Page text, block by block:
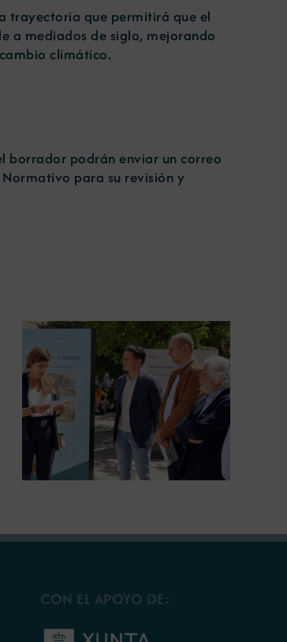
trayectoria que permitirá que el
a mediados de siglo, mejorando
climático.
borrador podrán enviar un correo
para su revisión y
La COMG lleva a Vigo la
exposición ‘Tesouros da terra’
CON EL APOYO DE: